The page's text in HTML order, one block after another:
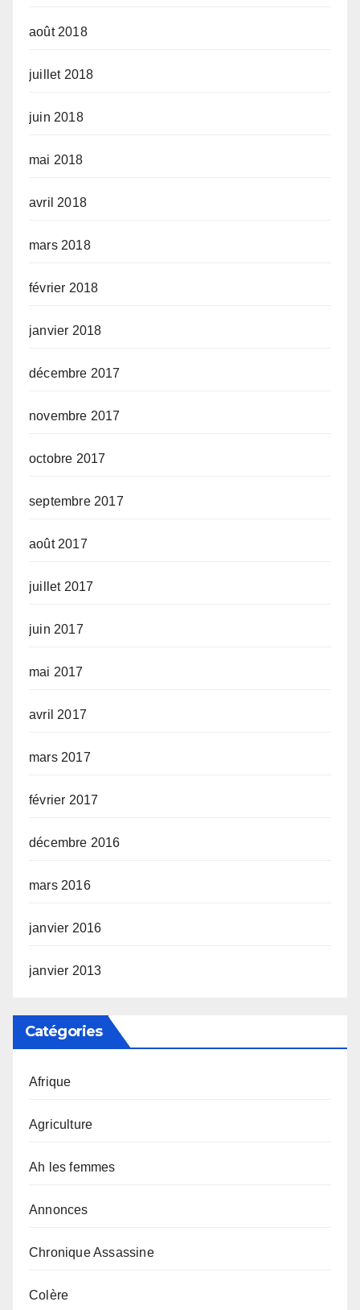
août 2018
juillet 2018
juin 2018
mai 2018
avril 2018
mars 2018
février 2018
janvier 2018
décembre 2017
novembre 2017
octobre 2017
septembre 2017
août 2017
juillet 2017
juin 2017
mai 2017
avril 2017
mars 2017
février 2017
décembre 2016
mars 2016
janvier 2016
janvier 2013
Catégories
Afrique
Agriculture
Ah les femmes
Annonces
Chronique Assassine
Colère